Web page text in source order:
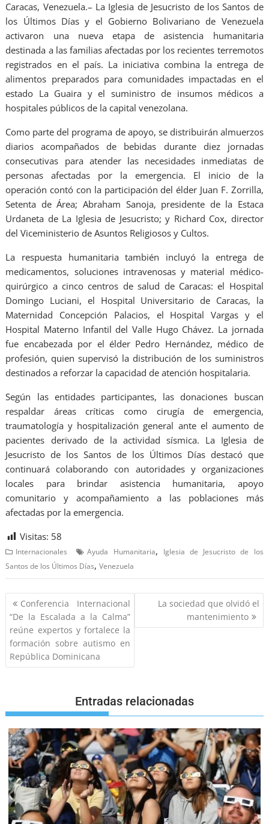
Caracas, Venezuela.– La Iglesia de Jesucristo de los Santos de
los Últimos Días y el Gobierno Bolivariano de Venezuela
activaron una nueva etapa de asistencia humanitaria
destinada a las familias afectadas por los recientes terremotos
registrados en el país. La iniciativa combina la entrega de
alimentos preparados para comunidades impactadas en el
estado La Guaira y el suministro de insumos médicos a
hospitales públicos de la capital venezolana.
Como parte del programa de apoyo, se distribuirán almuerzos
diarios acompañados de bebidas durante diez jornadas
consecutivas para atender las necesidades inmediatas de
personas afectadas por la emergencia. El inicio de la
operación contó con la participación del élder Juan F. Zorrilla,
Setenta de Área; Abraham Sanoja, presidente de la Estaca
Urdaneta de La Iglesia de Jesucristo; y Richard Cox, director
del Viceministerio de Asuntos Religiosos y Cultos.
La respuesta humanitaria también incluyó la entrega de
medicamentos, soluciones intravenosas y material médico-
quirúrgico a cinco centros de salud de Caracas: el Hospital
Domingo Luciani, el Hospital Universitario de Caracas, la
Maternidad Concepción Palacios, el Hospital Vargas y el
Hospital Materno Infantil del Valle Hugo Chávez. La jornada
fue encabezada por el élder Pedro Hernández, médico de
profesión, quien supervisó la distribución de los suministros
destinados a reforzar la capacidad de atención hospitalaria.
Según las entidades participantes, las donaciones buscan
respaldar áreas críticas como cirugía de emergencia,
traumatología y hospitalización general ante el aumento de
pacientes derivado de la actividad sísmica. La Iglesia de
Jesucristo de los Santos de los Últimos Días destacó que
continuará colaborando con autoridades y organizaciones
locales para brindar asistencia humanitaria, apoyo
comunitario y acompañamiento a las poblaciones más
afectadas por la emergencia.
Visitas: 58
Internacionales Ayuda Humanitaria,
Iglesia de Jesucristo de los
Santos de los Últimos Días,Venezuela
Conferencia Internacional
“De la Escalada a la Calma”
reúne expertos y fortalece la
formación sobre autismo en
República Dominicana
La sociedad que olvidó el
mantenimiento
Entradas relacionadas